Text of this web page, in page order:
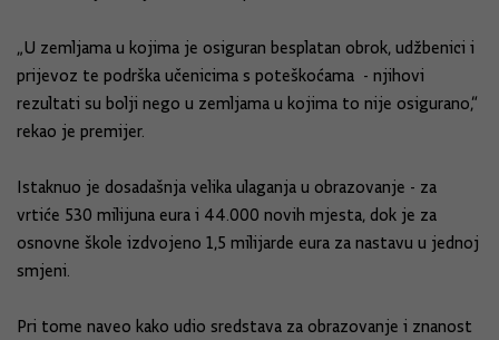
„U zemljama u kojima je osiguran besplatan obrok, udžbenici i
prijevoz te podrška učenicima s poteškoćama - njihovi
rezultati su bolji nego u zemljama u kojima to nije osigurano,“
rekao je premijer.
Istaknuo je dosadašnja velika ulaganja u obrazovanje - za
vrtiće 530 milijuna eura i 44.000 novih mjesta, dok je za
osnovne škole izdvojeno 1,5 milijarde eura za nastavu u jednoj
smjeni.
Pri tome naveo kako udio sredstava za obrazovanje i znanost